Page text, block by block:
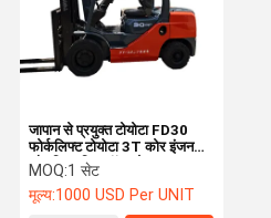
जापान से प्रयुक्त टोयोटा FD30
फोर्कलिफ्ट टोयोटा 3T कोर इंजन
और गियर गियरबॉक्स के साथ
MOQ:1 सेट
मूल्य:1000 USD Per UNIT